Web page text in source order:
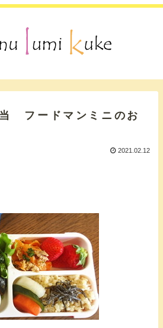
フードマンミニのお
2021.02.12